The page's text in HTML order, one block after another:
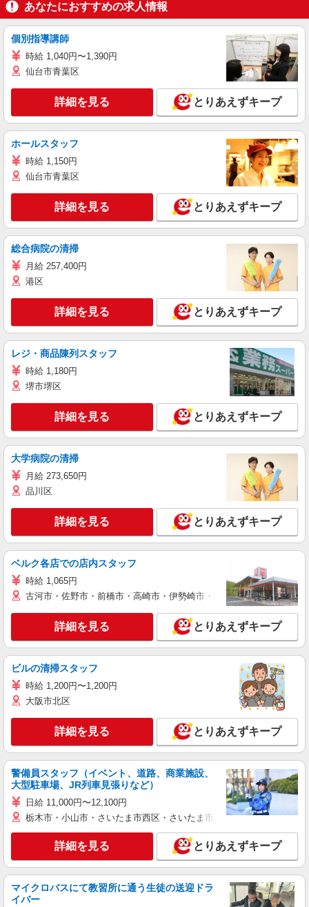
あなたにおすすめの求人情報
個別指導講師
時給 1,040円〜1,390円
仙台市青葉区
詳細を見る とりあえずキープ
ホールスタッフ
時給 1,150円
仙台市青葉区
詳細を見る とりあえずキープ
総合病院の清掃
月給 257,400円
港区
詳細を見る とりあえずキープ
レジ・商品陳列スタッフ
時給 1,180円
堺市堺区
詳細を見る とりあえずキープ
大学病院の清掃
月給 273,650円
品川区
詳細を見る とりあえずキープ
ベルク各店での店内スタッフ
時給 1,065円
古河市・佐野市・前橋市・高崎市・伊勢崎市・太田市・館林市・藤
詳細を見る とりあえずキープ
ビルの清掃スタッフ
時給 1,200円〜1,200円
大阪市北区
詳細を見る とりあえずキープ
警備員スタッフ（イベント、道路、商業施設、
大型駐車場、JR列車見張りなど）
日給 11,000円〜12,100円
栃木市・小山市・さいたま市西区・さいたま市岩槻区・久喜市・蓮田
詳細を見る とりあえずキープ
マイクロバスにて教習所に通う生徒の送迎ドラ
イバー